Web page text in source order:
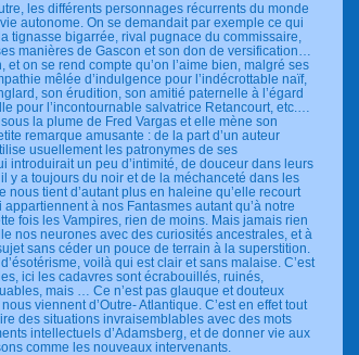
les différents personnages récurrents du monde
autonome. On se demandait par exemple ce qui
tignasse bigarrée, rival pugnace du commissaire,
manières de Gascon et son don de versification…
on se rend compte qu’on l’aime bien, malgré ses
mêlée d’indulgence pour l’indécrottable naïf,
son érudition, son amitié paternelle à l’égard
pour l’incontournable salvatrice Retancourt, etc.…
la plume de Fred Vargas et elle mène son
remarque amusante : de la part d’un auteur
usuellement les patronymes de ses
introduirait un peu d’intimité, de douceur dans leurs
y a toujours du noir et de la méchanceté dans les
nous tient d’autant plus en haleine qu’elle recourt
à nos Fantasmes autant qu’à notre
fois les Vampires, rien de moins. Mais jamais rien
nos neurones avec des curiosités ancestrales, et à
sans céder un pouce de terrain à la superstition.
voilà qui est clair et sans malaise. C’est
ici les cadavres sont écrabouillés, ruinés,
mais … Ce n’est pas glauque et douteux
viennent d’Outre- Atlantique. C’est en effet tout
des situations invraisemblables avec des mots
intellectuels d’Adamsberg, et de donner vie aux
comme les nouveaux intervenants.